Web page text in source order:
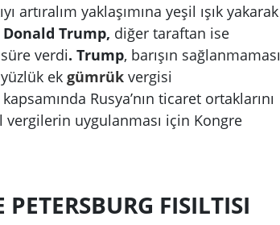
artıralım yaklaşımına yeşil ışık yakarak
Donald Trump, diğer taraftan ise
süre verdi. Trump, barışın sağlanmaması
ek gümrük vergisi
Rusya’nın ticaret ortaklarını
vergilerin uygulanması için Kongre
FISILTISI